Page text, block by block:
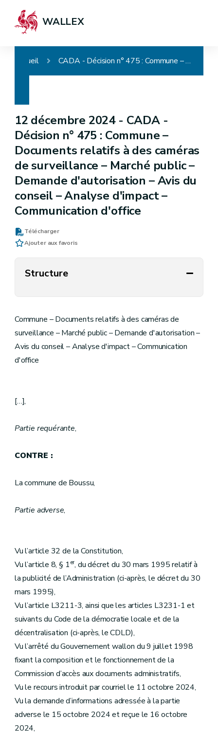
WALLEX
Accueil CADA - Décision n° 475 : Commune – Documents relatifs à des caméras de surveillance – Marché public – Demande d'autorisation – Avis du conseil – Analyse d'impact – Communication d'office
12 décembre 2024 - CADA -
Décision n° 475 : Commune –
Documents relatifs à des caméras
de surveillance – Marché public –
Demande d'autorisation – Avis du
conseil – Analyse d'impact –
Communication d'office
Télécharger
Ajouter aux favoris
Structure
Commune – Documents relatifs à des caméras de
surveillance – Marché public – Demande d'autorisation –
Avis du conseil – Analyse d'impact – Communication
d'office
[…],
Partie requérante,
CONTRE :
La commune de Boussu,
Partie adverse,
Vu l’article 32 de la Constitution,
Vu l’article 8, § 1er, du décret du 30 mars 1995 relatif à
la publicité de l’Administration (ci-après, le décret du 30
mars 1995),
Vu l’article L3211-3, ainsi que les articles L3231-1 et
suivants du Code de la démocratie locale et de la
décentralisation (ci-après, le CDLD),
Vu l’arrêté du Gouvernement wallon du 9 juillet 1998
fixant la composition et le fonctionnement de la
Commission d’accès aux documents administratifs,
Vu le recours introduit par courriel le 11 octobre 2024,
Vu la demande d’informations adressée à la partie
adverse le 15 octobre 2024 et reçue le 16 octobre
2024,